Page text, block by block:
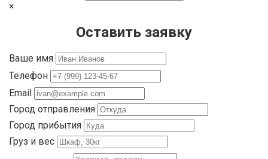
×
Оставить заявку
Ваше имя
Телефон
Email
Город отправления
Город прибытия
Груз и вес